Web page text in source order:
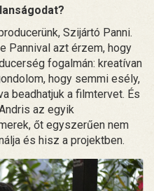
Szijártó Panni.
Pannival azt érzem, hogy
fogalmán: kreatívan
hogy semmi esély,
beadhatjuk a filmtervet. És
az egyik
őt egyszerűen nem
és hisz a projektben.